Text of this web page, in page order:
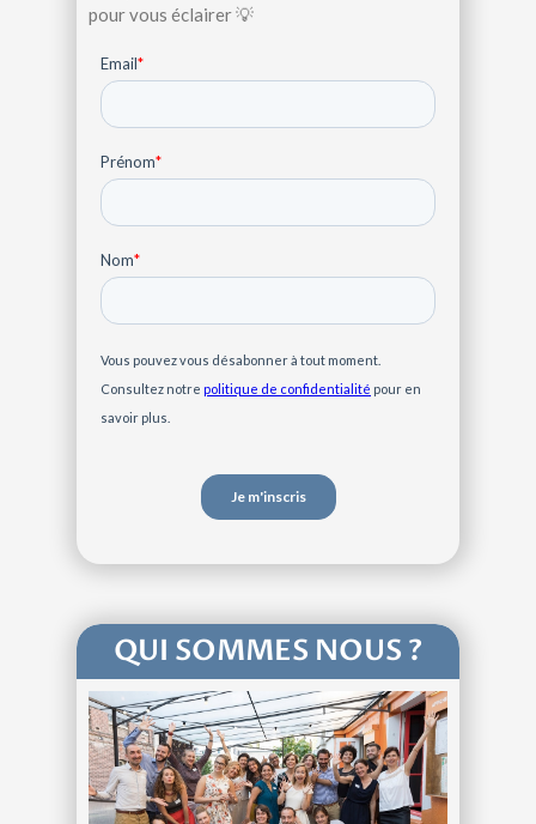
pour vous éclairer 💡
QUI SOMMES NOUS ?